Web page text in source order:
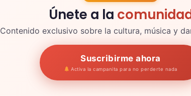
Únete a la
Contenido exclusivo sobre la cultura, música y
Suscribirme ahora
Activa la campanita para no perderte nada